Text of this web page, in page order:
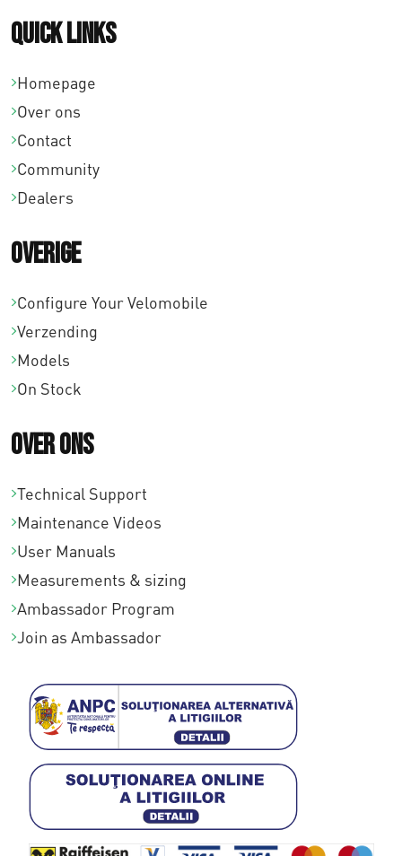
Quick links
Homepage
Over ons
Contact
Community
Dealers
Overige
Configure Your Velomobile
Verzending
Models
On Stock
Over ons
Technical Support
Maintenance Videos
User Manuals
Measurements & sizing
Ambassador Program
Join as Ambassador